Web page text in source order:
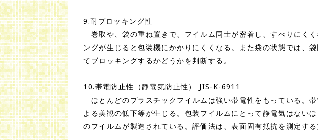
9.耐ブロッキング性
巻取や、袋の重ね置きで、フイルム同士が密着し、すべりにく
ングが生じると包装機にかかりにくくなる。また袋の状態では、
てブロッキングするかどうかを判断する。
10.帯電防止性（静電気防止性） JIS-K-6911
ほとんどのプラスチックフイルムは強い帯電性をもっている。
よる美観の低下等が生じる。包装フイルムにとって静電気はない
のフイルムが製造されている。評価法は、表面固有抵抗を測定す